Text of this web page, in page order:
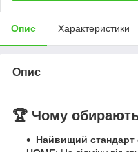
Опис Характеристики
Опис
🏆 Чому обирають
Найвищий стандарт